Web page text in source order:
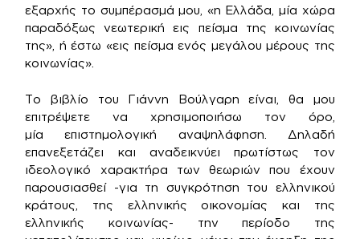
εξαρχής το συμπέρασμά μου, «η Ελλάδα, μία χώρα
παραδόξως νεωτερική εις πείσμα της κοινωνίας
της», ή έστω «εις πείσμα ενός μεγάλου μέρους της
κοινωνίας».
Το βιβλίο του Γιάννη Βούλγαρη είναι, θα μου
επιτρέψετε να χρησιμοποιήσω τον όρο,
μία επιστημολογική αναψηλάφηση. Δηλαδή
επανεξετάζει και αναδεικνύει πρωτίστως τον
ιδεολογικό χαρακτήρα των θεωριών που έχουν
παρουσιασθεί -για τη συγκρότηση του ελληνικού
κράτους, της ελληνικής οικονομίας και της
ελληνικής κοινωνίας- την περίοδο της